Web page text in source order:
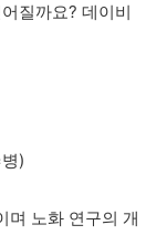
질까요? 데이비
병)
며 노화 연구의 개